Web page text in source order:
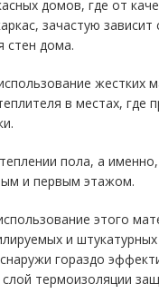
домов, где от
зачастую зависит
стен дома.
жестких
в местах, где
пола, а
и первым этажом.
этого
и
гораздо
слой термоизоляции